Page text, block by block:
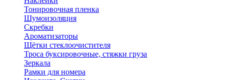
Тонировочная пленка
Шумоизоляция
Скребки
Ароматизаторы
Щётки стеклоочистителя
Троса буксировочные, стяжки груза
Зеркала
Рамки для номера